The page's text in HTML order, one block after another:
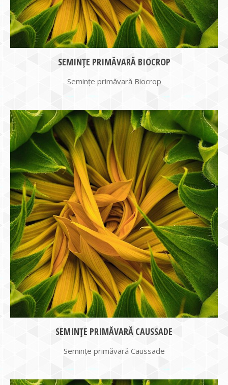
SEMINȚE PRIMĂVARĂ BIOCROP
Semințe primăvară Biocrop
SEMINȚE PRIMĂVARĂ CAUSSADE
Semințe primăvară Caussade